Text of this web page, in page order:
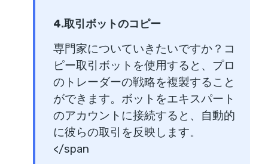
4.取引ボットのコピー
専門家についていきたいですか？コ
ピー取引ボットを使用すると、プロ
のトレーダーの戦略を複製すること
ができます。ボットをエキスパート
のアカウントに接続すると、自動的
に彼らの取引を反映します。
</span